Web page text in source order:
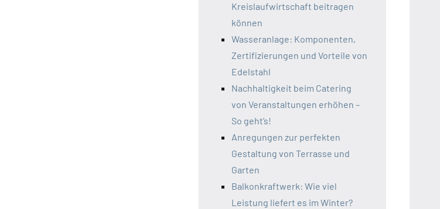
Kreislaufwirtschaft beitragen
können
Wasseranlage: Komponenten,
Zertifizierungen und Vorteile von
Edelstahl
Nachhaltigkeit beim Catering
von Veranstaltungen erhöhen –
So geht’s!
Anregungen zur perfekten
Gestaltung von Terrasse und
Garten
Balkonkraftwerk: Wie viel
Leistung liefert es im Winter?